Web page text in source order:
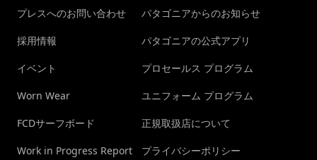
プレスへのお問い合わせ
採用情報
イベント
Worn Wear
FCDサーフボード
Work in Progress Report
パタゴニアからのお知らせ
パタゴニアの公式アプリ
プロセールス プログラム
ユニフォーム プログラム
正規取扱店について
プライバシーポリシー